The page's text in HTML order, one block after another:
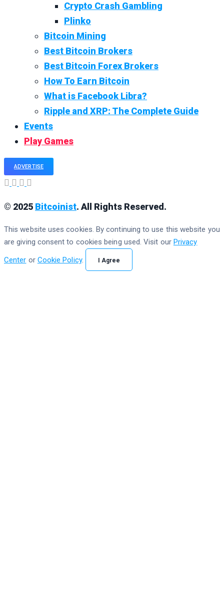
Crypto Crash Gambling
Plinko
Bitcoin Mining
Best Bitcoin Brokers
Best Bitcoin Forex Brokers
How To Earn Bitcoin
What is Facebook Libra?
Ripple and XRP: The Complete Guide
Events
Play Games
ADVERTISE
© 2025 Bitcoinist. All Rights Reserved.
This website uses cookies. By continuing to use this website you
are giving consent to cookies being used. Visit our Privacy
Center or Cookie Policy. I Agree